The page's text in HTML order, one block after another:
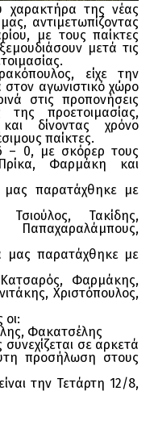
χαρακτήρα της νέας
αντιμετωπίζοντας
με τους παίκτες
μετά τις
είχε την
αγωνιστικό χώρο
στις προπονήσεις
προετοιμασίας,
δίνοντας χρόνο
παίκτες.
– 0, με σκόρερ τους
Φαρμάκη και
παρατάχθηκε με
Τακίδης,
μας παρατάχθηκε με
Φαρμάκης,
Χριστόπουλος,
Φακατσέλης
σε αρκετά
προσήλωση στους
την Τετάρτη 12/8,